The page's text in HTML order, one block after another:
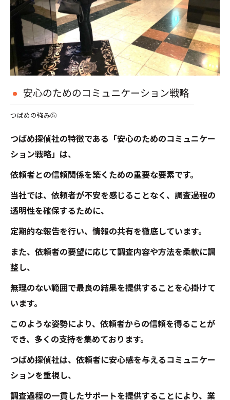
安心のためのコミュニケーション戦略
つばめの強み⑤
つばめ探偵社の特徴である「安心のためのコミュニケー
ション戦略」は、
依頼者との信頼関係を築くための重要な要素です。
当社では、依頼者が不安を感じることなく、調査過程の
透明性を確保するために、
定期的な報告を行い、情報の共有を徹底しています。
また、依頼者の要望に応じて調査内容や方法を柔軟に調
整し、
無理のない範囲で最良の結果を提供することを心掛けて
います。
このような姿勢により、依頼者からの信頼を得ることが
でき、多くの支持を集めております。
つばめ探偵社は、依頼者に安心感を与えるコミュニケー
ションを重視し、
調査過程の一貫したサポートを提供することにより、業